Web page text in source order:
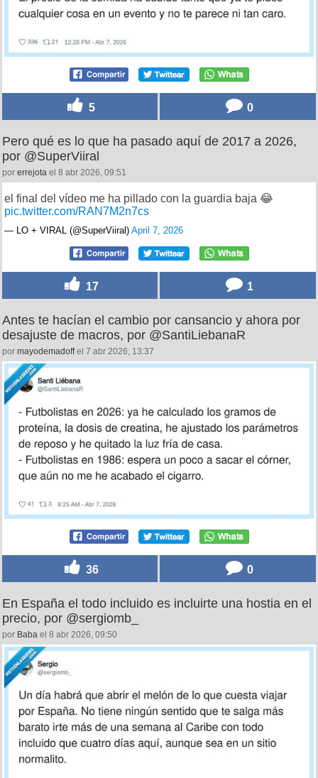
5 0
Pero qué es lo que ha pasado aquí de 2017 a 2026,
por @SuperViiral
por errejota el 8 abr 2026, 09:51
el final del vídeo me ha pillado con la guardia baja 😂
pic.twitter.com/RAN7M2n7cs
— LO + VIRAL (@SuperViiral) April 7, 2026
17 1
Antes te hacían el cambio por cansancio y ahora por
desajuste de macros, por @SantiLiebanaR
por mayodemadoffel 7 abr 2026, 13:37
36 0
En España el todo incluido es incluirte una hostia en el
precio, por @sergiomb_
por Baba el 8 abr 2026, 09:50